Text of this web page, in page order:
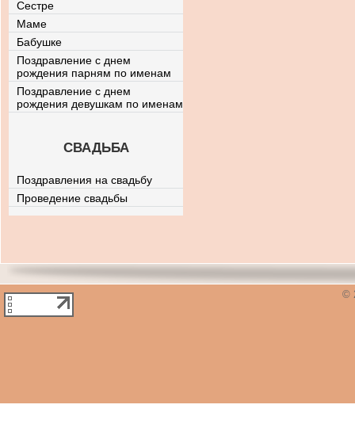
Сестре
Маме
Бабушке
Поздравление с днем
рождения парням по именам
Поздравление с днем
рождения девушкам по именам
СВАДЬБА
Поздравления на свадьбу
Проведение свадьбы
©